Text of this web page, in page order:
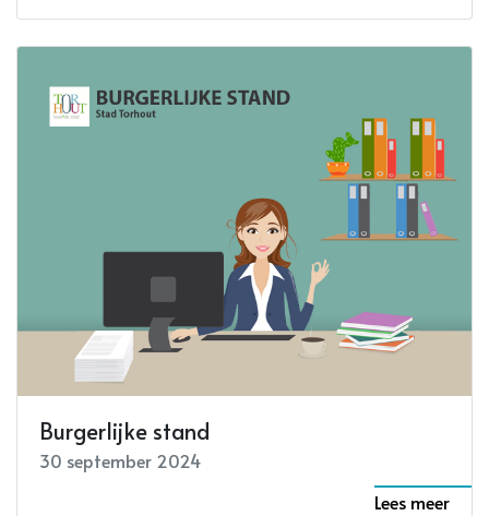
Burgerlijke stand
30 september 2024
Lees meer